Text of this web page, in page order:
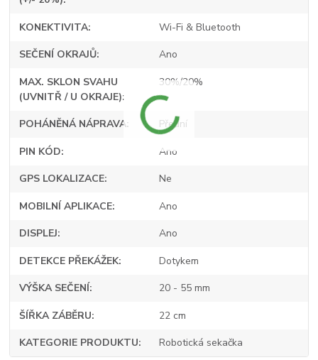
KONEKTIVITA Wi-Fi & Bluetooth
SEČENÍ OKRAJŮ Ano
MAX. SKLON SVAHU
(UVNITŘ / U OKRAJE)
30%/20%
POHÁNĚNÁ NÁPRAVA Přední
PIN KÓD Ano
GPS LOKALIZACE Ne
MOBILNÍ APLIKACE Ano
DISPLEJ Ano
DETEKCE PŘEKÁŽEK Dotykem
VÝŠKA SEČENÍ 20 - 55 mm
ŠÍŘKA ZÁBĚRU 22 cm
KATEGORIE PRODUKTU Robotická sekačka